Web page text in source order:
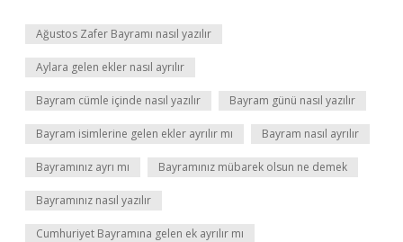
Ağustos Zafer Bayramı nasıl yazılır
Aylara gelen ekler nasıl ayrılır
Bayram cümle içinde nasıl yazılır Bayram günü nasıl yazılır
Bayram isimlerine gelen ekler ayrılır mı Bayram nasıl ayrılır
Bayramınız ayrı mı Bayramınız mübarek olsun ne demek
Bayramınız nasıl yazılır
Cumhuriyet Bayramına gelen ek ayrılır mı